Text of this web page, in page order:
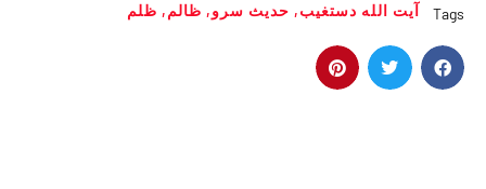
Tags آیت الله دستغیب, حدیث سرو, ظالم, ظلم